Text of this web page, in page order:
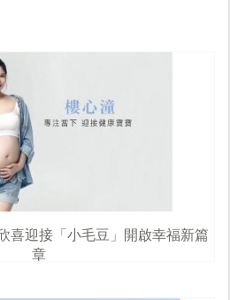
喜迎接「小毛豆」開啟幸福新篇
章